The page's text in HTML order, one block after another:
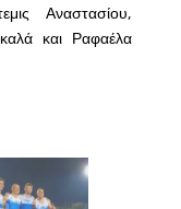
Αναστασίου,
και Ραφαέλα